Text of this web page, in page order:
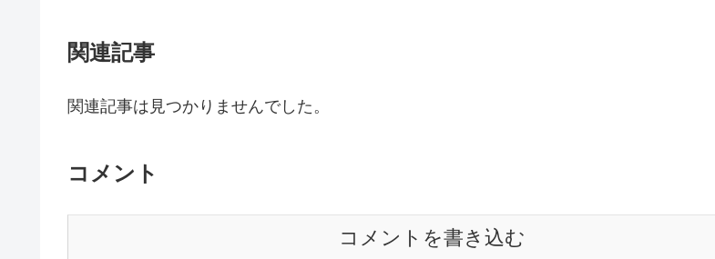
関連記事
関連記事は見つかりませんでした。
コメント
コメントを書き込む